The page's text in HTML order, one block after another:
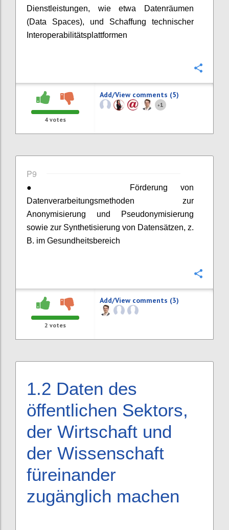
Dienstleistungen, wie etwa Datenräumen
(Data Spaces), und Schaffung technischer
Interoperabilitätsplattformen
4 votes
Add/View comments (5)
+1
P9
●
Förderung von
Datenverarbeitungsmethoden zur
Anonymisierung und Pseudonymisierung
sowie zur Synthetisierung von Datensätzen, z.
B. im Gesundheitsbereich
2 votes
Add/View comments (3)
1.2 Daten des
öffentlichen Sektors,
der Wirtschaft und
der Wissenschaft
füreinander
zugänglich machen